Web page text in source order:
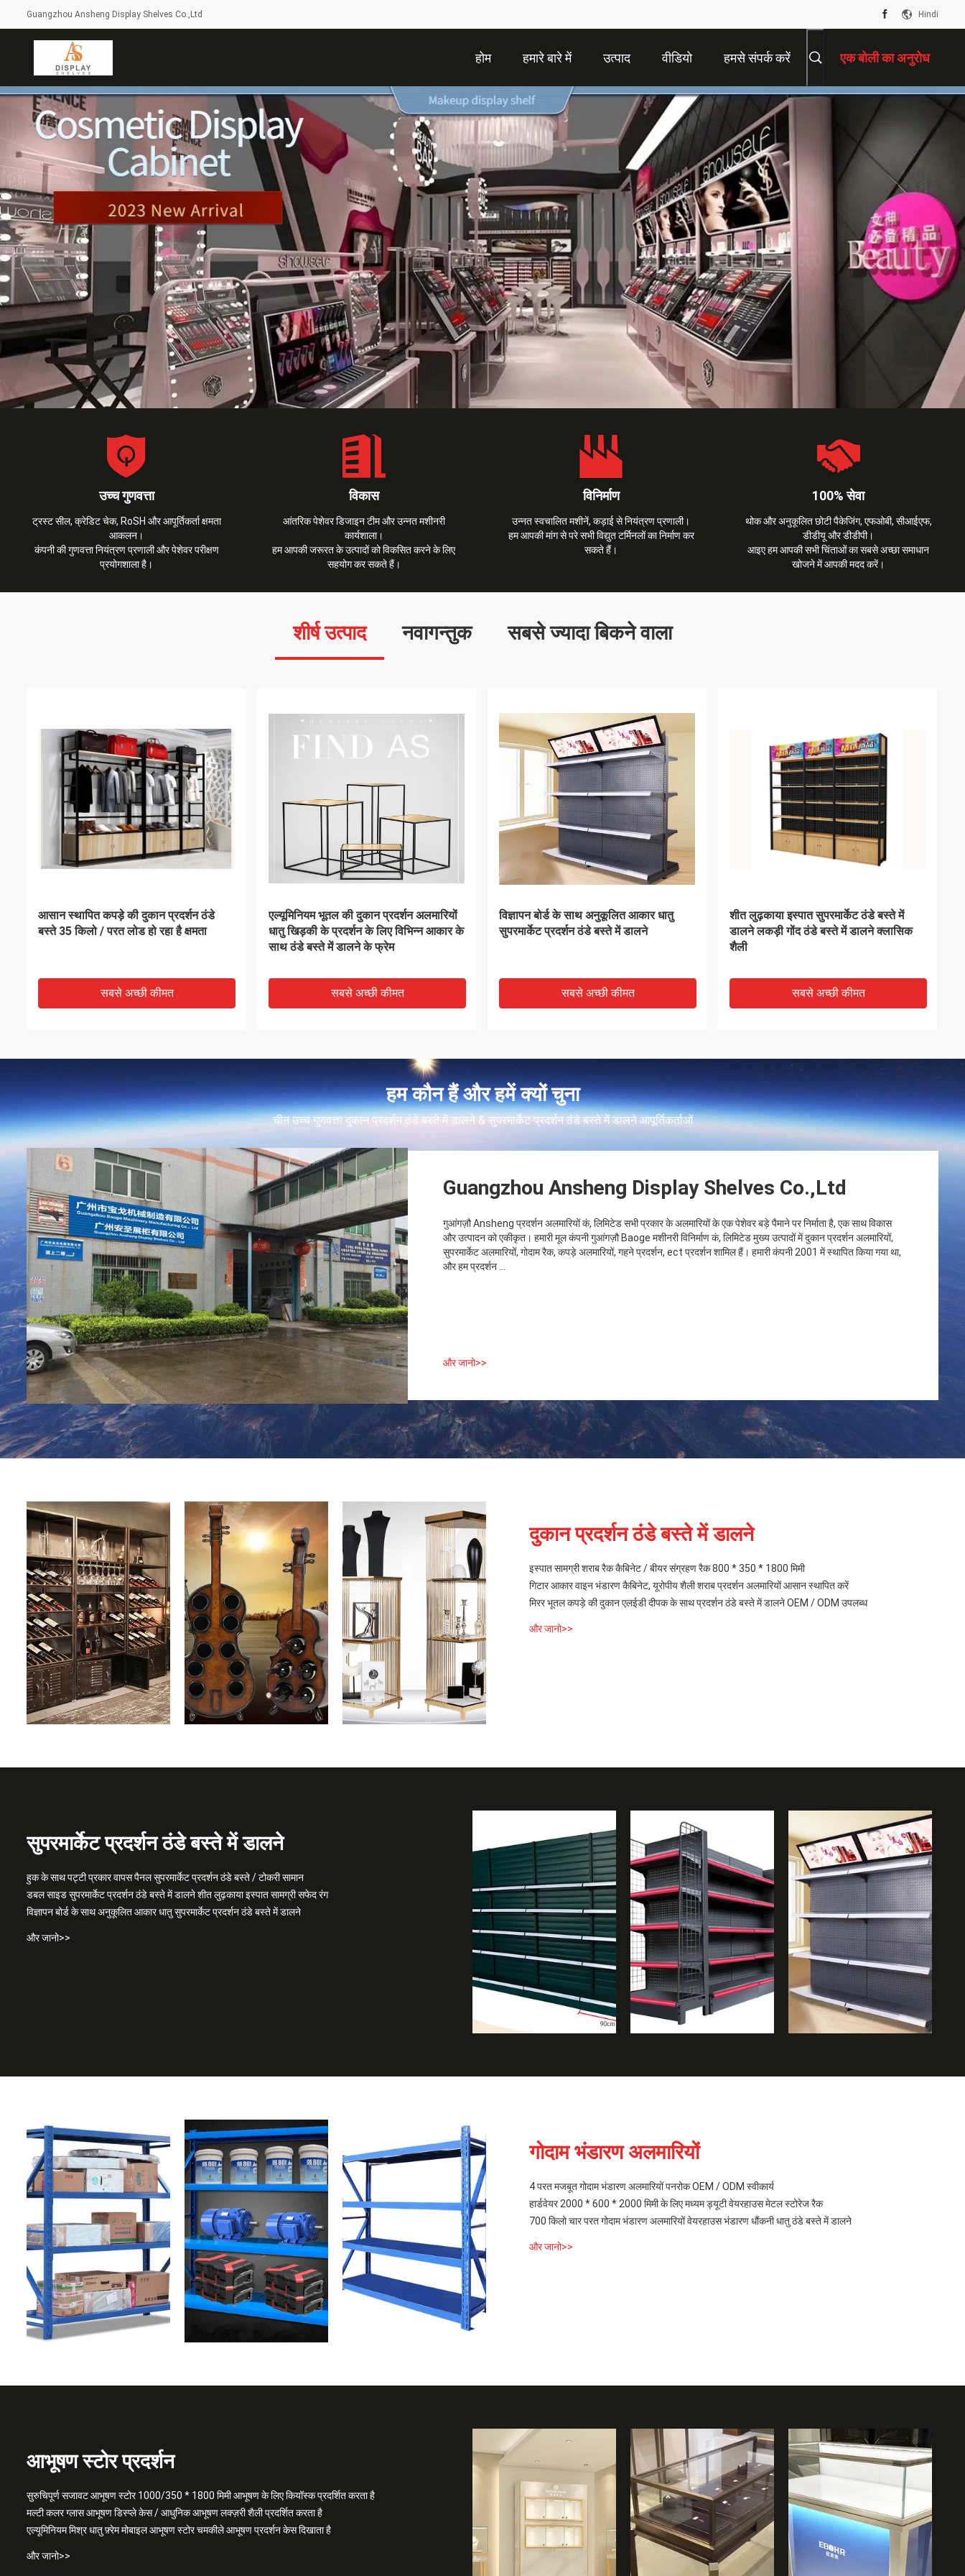
Guangzhou Ansheng Display Shelves Co.,Ltd Hindi
होम हमारे बारे में उत्पाद वीडियो हमसे संपर्क करें एक बोली का अनुरोध
उच्च गुणवत्ता
ट्रस्ट सील, क्रेडिट चेक, RoSH और आपूर्तिकर्ता क्षमता
आकलन।
कंपनी की गुणवत्ता नियंत्रण प्रणाली और पेशेवर परीक्षण
प्रयोगशाला है।
विकास
आंतरिक पेशेवर डिजाइन टीम और उन्नत मशीनरी
कार्यशाला।
हम आपकी जरूरत के उत्पादों को विकसित करने के लिए
सहयोग कर सकते हैं।
विनिर्माण
उन्नत स्वचालित मशीनें, कड़ाई से नियंत्रण प्रणाली।
हम आपकी मांग से परे सभी विद्युत टर्मिनलों का निर्माण कर
सकते हैं।
100% सेवा
थोक और अनुकूलित छोटी पैकेजिंग, एफओबी, सीआईएफ,
डीडीयू और डीडीपी।
आइए हम आपकी सभी चिंताओं का सबसे अच्छा समाधान
खोजने में आपकी मदद करें।
शीर्ष उत्पाद नवागन्तुक सबसे ज्यादा बिकने वाला
4000K-6000k एलईडी लाइटिंग के साथ
सुरक्षित गोल कोने लकड़ी के गहने प्रदर्शन केस
सबसे अच्छी कीमत
खुदरा दुकानों के लिए लॉक करने योग्य सुरक्षा
प्रणाली और अनुकूलन योग्य दर्पण के साथ
स्टेनलेस स्टील आभूषण शोकेस
सबसे अच्छी कीमत
स्टेनलेस स्टील डेस्क ज्वैलरी स्टोर शोकेस लॉक
करने योग्य इलेक्ट्रिक दराज और ग्लास शेल्फ के
सबसे अच्छी कीमत
आकर्षक गुलाबी रंग के साथ बहुआयामी आभूषण
दुकान शोकेस
सबसे अच्छी कीमत
हम कौन हैं और हमें क्यों चुना
चीन उच्च गुणवत्ता दुकान प्रदर्शन ठंडे बस्ते में डालने & सुपरमार्केट प्रदर्शन ठंडे बस्ते में डालने आपूर्तिकर्ताओं
Guangzhou Ansheng Display Shelves Co.,Ltd
गुआंगज़ौ Ansheng प्रदर्शन अलमारियों कं, लिमिटेड सभी प्रकार के अलमारियों के एक पेशेवर बड़े पैमाने पर निर्माता है, एक साथ विकास
और उत्पादन को एकीकृत। हमारी मूल कंपनी गुआंगज़ौ Baoge मशीनरी विनिर्माण कं, लिमिटेड मुख्य उत्पादों में दुकान प्रदर्शन अलमारियों,
सुपरमार्केट अलमारियों, गोदाम रैक, कपड़े अलमारियों, गहने प्रदर्शन, ect प्रदर्शन शामिल हैं। हमारी कंपनी 2001 में स्थापित किया गया था,
और हम प्रदर्शन ...
और जानो>>
दुकान प्रदर्शन ठंडे बस्ते में डालने
इस्पात सामग्री शराब रैक कैबिनेट / बीयर संग्रहण रैक 800 * 350 * 1800 मिमी
गिटार आकार वाइन भंडारण कैबिनेट, यूरोपीय शैली शराब प्रदर्शन अलमारियों आसान स्थापित करें
मिरर भूतल कपड़े की दुकान एलईडी दीपक के साथ प्रदर्शन ठंडे बस्ते में डालने OEM / ODM उपलब्ध
और जानो>>
सुपरमार्केट प्रदर्शन ठंडे बस्ते में डालने
हुक के साथ पट्टी प्रकार वापस पैनल सुपरमार्केट प्रदर्शन ठंडे बस्ते / टोकरी सामान
डबल साइड सुपरमार्केट प्रदर्शन ठंडे बस्ते में डालने शीत लुढ़काया इस्पात सामग्री सफेद रंग
विज्ञापन बोर्ड के साथ अनुकूलित आकार धातु सुपरमार्केट प्रदर्शन ठंडे बस्ते में डालने
और जानो>>
गोदाम भंडारण अलमारियों
4 परत मजबूत गोदाम भंडारण अलमारियों पनरोक OEM / ODM स्वीकार्य
हार्डवेयर 2000 * 600 * 2000 मिमी के लिए मध्यम ड्यूटी वेयरहाउस मेटल स्टोरेज रैक
700 किलो चार परत गोदाम भंडारण अलमारियों वेयरहाउस भंडारण धौंकनी धातु ठंडे बस्ते में डालने
और जानो>>
आभूषण स्टोर प्रदर्शन
सुरुचिपूर्ण सजावट आभूषण स्टोर 1000/350 * 1800 मिमी आभूषण के लिए कियॉस्क प्रदर्शित करता है
मल्टी कलर ग्लास आभूषण डिस्प्ले केस / आधुनिक आभूषण लक्ज़री शैली प्रदर्शित करता है
एल्यूमिनियम मिश्र धातु फ़्रेम मोबाइल आभूषण स्टोर चमकीले आभूषण प्रदर्शन केस दिखाता है
और जानो>>